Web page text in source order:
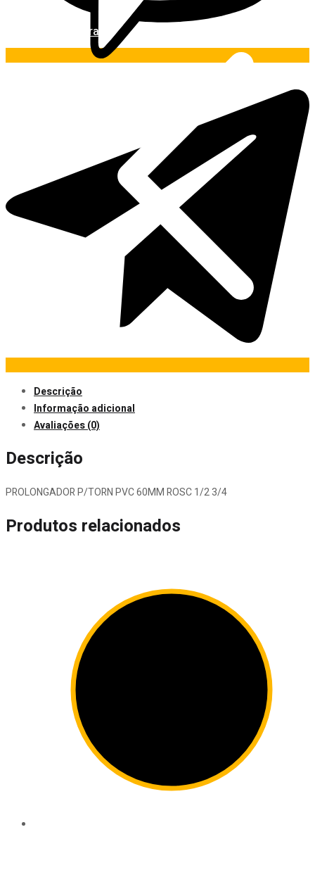
Pintura
Descrição
Informação adicional
Avaliações (0)
Descrição
PROLONGADOR P/TORN PVC 60MM ROSC 1/2 3/4
Produtos relacionados